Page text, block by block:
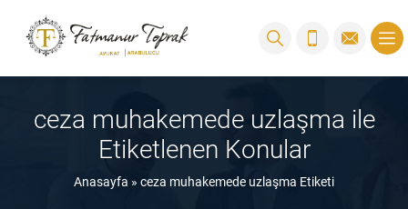
ceza muhakemede uzlaşma ile
Etiketlenen Konular
Anasayfa » ceza muhakemede uzlaşma Etiketi